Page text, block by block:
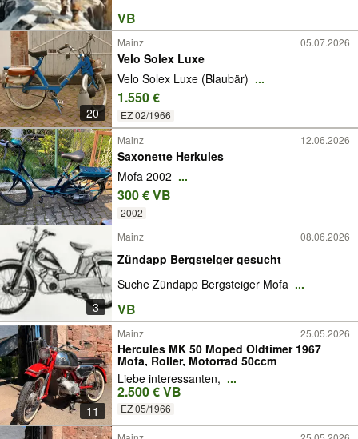
VB
20
Mainz 05.07.2026
Velo Solex Luxe
Velo Solex Luxe (Blaubär) ...
1.550 €
EZ 02/1966
Mainz
12.06.2026
Saxonette Herkules
Mofa 2002 ...
300 € VB
2002
3
Mainz 08.06.2026
Zündapp Bergsteiger gesucht
Suche Zündapp Bergsteiger Mofa ...
VB
11
Mainz 25.05.2026
Hercules MK 50 Moped Oldtimer 1967
Mofa, Roller, Motorrad 50ccm
Liebe interessanten, ...
2.500 € VB
EZ 05/1966